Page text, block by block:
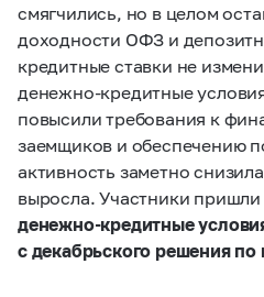
смягчились, но в целом
доходности ОФЗ и
кредитные ставки не
денежно-кредитные
повысили требования к
заемщиков и обеспечению
активность заметно
выросла. Участники пришли
денежно-кредитные
с декабрьского решения по